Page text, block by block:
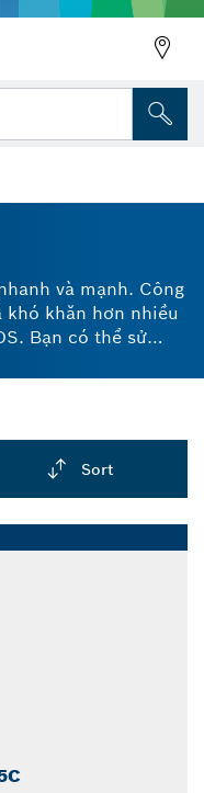
và mạnh. Công
khăn hơn nhiều
Bạn có thể sử
bỏ bê tông và
Cần giải pháp
dễ dàng hơn?
luôn có mũi đục
Sort